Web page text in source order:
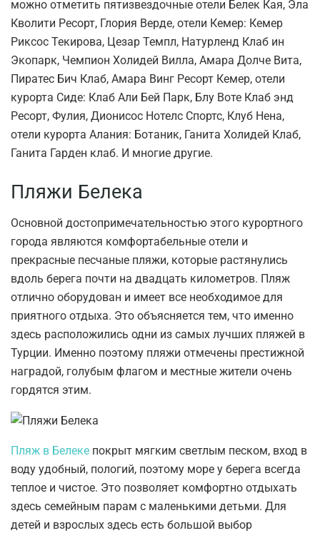
можно отметить пятизвездочные отели Белек Кая, Эла
Кволити Ресорт, Глория Верде, отели Кемер: Кемер
Риксос Текирова, Цезар Темпл, Натурленд Клаб ин
Экопарк, Чемпион Холидей Вилла, Амара Долче Вита,
Пиратес Бич Клаб, Амара Винг Ресорт Кемер, отели
курорта Сиде: Клаб Али Бей Парк, Блу Воте Клаб энд
Ресорт, Фулия, Дионисос Нотелс Спортс, Клуб Нена,
отели курорта Алания: Ботаник, Ганита Холидей Клаб,
Ганита Гарден клаб. И многие другие.
Пляжи Белека
Основной достопримечательностью этого курортного
города являются комфортабельные отели и
прекрасные песчаные пляжи, которые растянулись
вдоль берега почти на двадцать километров. Пляж
отлично оборудован и имеет все необходимое для
приятного отдыха. Это объясняется тем, что именно
здесь расположились одни из самых лучших пляжей в
Турции. Именно поэтому пляжи отмечены престижной
наградой, голубым флагом и местные жители очень
гордятся этим.
Пляж в Белеке покрыт мягким светлым песком, вход в
воду удобный, пологий, поэтому море у берега всегда
теплое и чистое. Это позволяет комфортно отдыхать
здесь семейным парам с маленькими детьми. Для
детей и взрослых здесь есть большой выбор